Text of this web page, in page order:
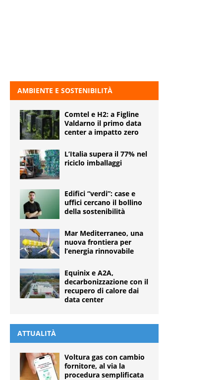
AMBIENTE E SOSTENIBILITÀ
Comtel e H2: a Figline
Valdarno il primo data
center a impatto zero
L’Italia supera il 77% nel
riciclo imballaggi
Edifici “verdi”: case e
uffici cercano il bollino
della sostenibilità
Mar Mediterraneo, una
nuova frontiera per
l’energia rinnovabile
Equinix e A2A,
decarbonizzazione con il
recupero di calore dai
data center
ATTUALITÀ
Voltura gas con cambio
fornitore, al via la
procedura semplificata